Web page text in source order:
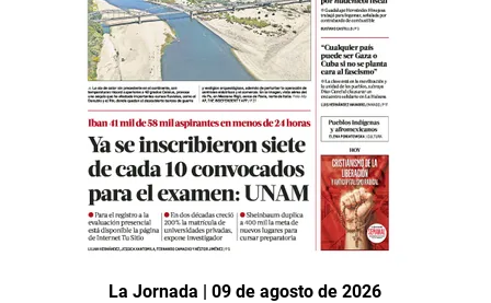
La Jornada | 09 de agosto de 2026